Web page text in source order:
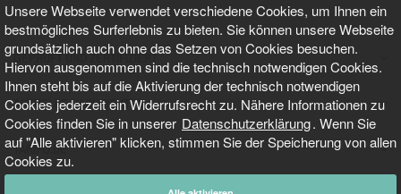
Unsere Webseite verwendet verschiedene Cookies, um Ihnen ein
bestmögliches Surferlebnis zu bieten. Sie können unsere Webseite
grundsätzlich auch ohne das Setzen von Cookies besuchen.
Hiervon ausgenommen sind die technisch notwendigen Cookies.
Ihnen steht bis auf die Aktivierung der technisch notwendigen
Cookies jederzeit ein Widerrufsrecht zu. Nähere Informationen zu
Cookies finden Sie in unserer Datenschutzerklärung. Wenn Sie
auf "Alle aktivieren" klicken, stimmen Sie der Speicherung von allen
Cookies zu.
GEPRÜFT UND ZERTIFIZIERT
AKTUELLE NACHRICHTEN
TARIFO.DE